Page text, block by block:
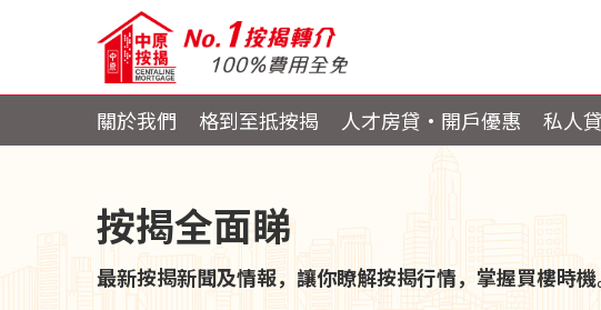
關於我們 格到至抵按揭 人才房貸・開戶優惠 私人
按揭全面睇
最新按揭新聞及情報，讓你瞭解按揭行情，掌握買樓時機